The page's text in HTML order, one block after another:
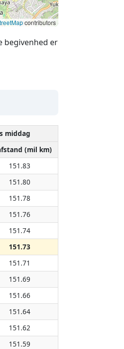
contributors
begivenhed er
middag
(mil km)
151.83
151.80
151.78
151.76
151.74
151.73
151.71
151.69
151.66
151.64
151.62
151.59